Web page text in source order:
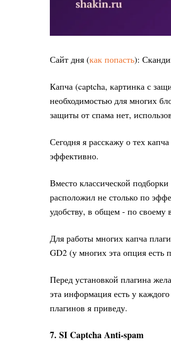
Сайт дня (как попасть):
Капча (captcha, картинка с
необходимостью для многих
защиты от спама нет,
Сегодня я расскажу о тех
эффективно.
Вместо классической
расположил не столько по
удобству, в общем - по своему
Для работы многих капча
GD2 (у многих эта опция есть
Перед установкой плагина
эта информация есть у
плагинов я приведу.
7. SI Captcha Anti-spam